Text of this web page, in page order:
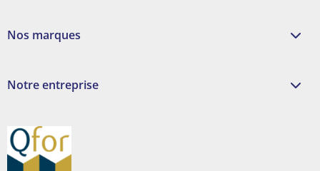
Nos marques
Notre entreprise